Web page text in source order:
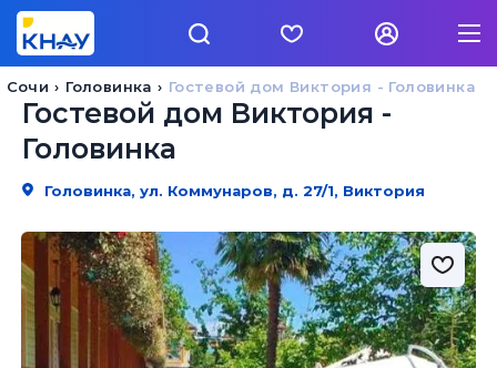
Гостевой дом Виктория - Головинка
Головинка
Сочи
Гостевой дом Виктория -
Головинка
Головинка, ул. Коммунаров, д. 27/1, Виктория